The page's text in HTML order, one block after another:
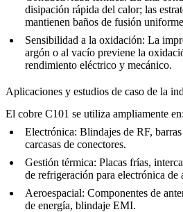
disipación rápida del calor; las
mantienen baños de fusión
Sensibilidad a la oxidación: La
argón o al vacío previene la
rendimiento eléctrico y mecánico.
Aplicaciones y estudios de caso de la
El cobre C101 se utiliza ampliamente en:
Electrónica: Blindajes de RF,
carcasas de conectores.
Gestión térmica: Placas frías,
de refrigeración para electrónica de
Aeroespacial: Componentes de
de energía, blindaje EMI.